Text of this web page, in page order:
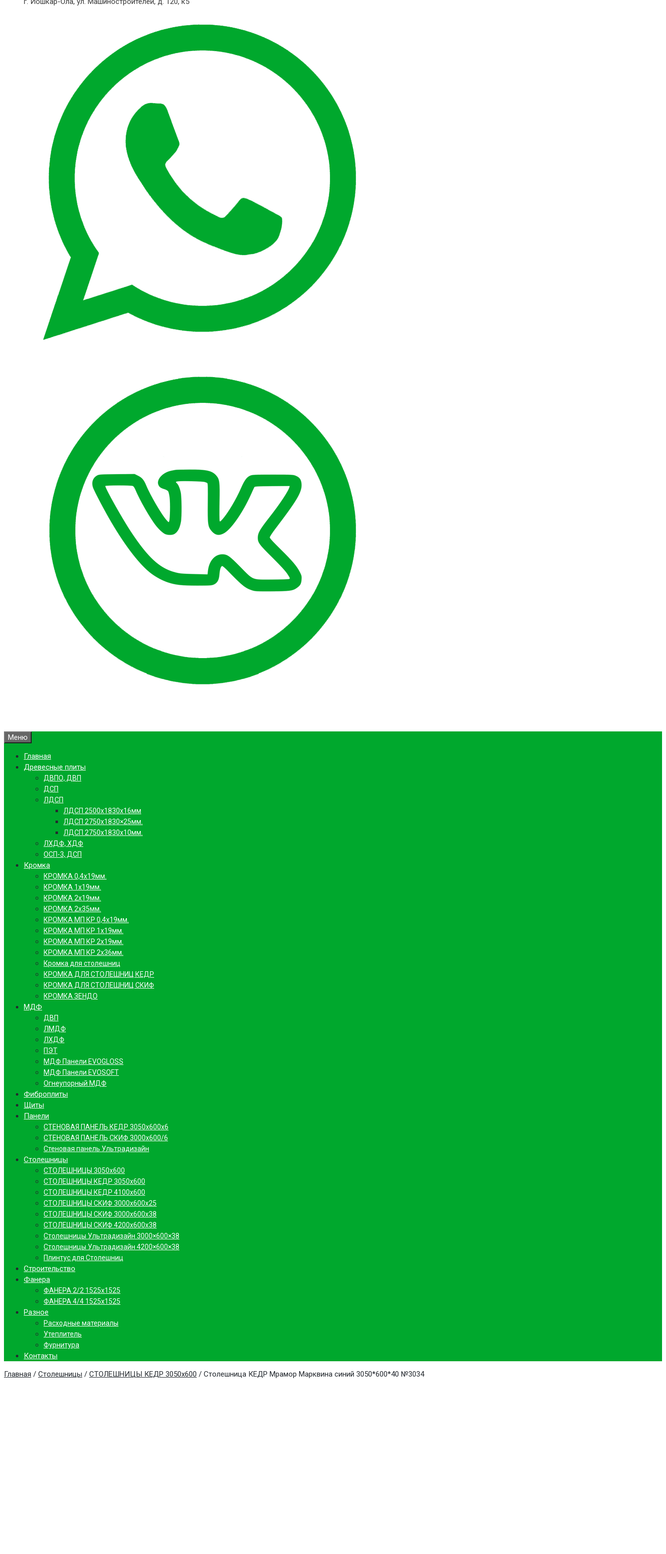
Меню
Главная
Древесные плиты
ДВПО, ДВП
ДСП
ЛДСП
ЛДСП 2500х1830х16мм
ЛДСП 2750х1830×25мм.
ЛДСП 2750х1830х10мм.
ЛХДФ, ХДФ
ОСП-3, ДСП
Кромка
КРОМКА 0,4х19мм.
КРОМКА 1х19мм.
КРОМКА 2х19мм.
КРОМКА 2х35мм.
КРОМКА МП КР 0,4х19мм.
КРОМКА МП КР 1х19мм.
КРОМКА МП КР 2х19мм.
КРОМКА МП КР 2х36мм.
Кромка для столешниц
КРОМКА ДЛЯ СТОЛЕШНИЦ КЕДР
КРОМКА ДЛЯ СТОЛЕШНИЦ СКИФ
КРОМКА ЗЕНДО
МДФ
ДВП
ЛМДФ
ЛХДФ
ПЭТ
МДФ Панели EVOGLOSS
МДФ Панели EVOSOFT
Огнеупорный МДФ
Фиброплиты
Щиты
Панели
СТЕНОВАЯ ПАНЕЛЬ КЕДР 3050х600х6
СТЕНОВАЯ ПАНЕЛЬ СКИФ 3000х600/6
Стеновая панель Ультрадизайн
Столешницы
СТОЛЕШНИЦЫ 3050х600
СТОЛЕШНИЦЫ КЕДР 3050х600
СТОЛЕШНИЦЫ КЕДР 4100х600
СТОЛЕШНИЦЫ СКИФ 3000х600х25
СТОЛЕШНИЦЫ СКИФ 3000х600х38
СТОЛЕШНИЦЫ СКИФ 4200х600х38
Столешницы Ультрадизайн 3000×600×38
Столешницы Ультрадизайн 4200×600×38
Плинтус для Столешниц
Строительство
Фанера
ФАНЕРА 2/2 1525х1525
ФАНЕРА 4/4 1525х1525
Разное
Расходные материалы
Утеплитель
Фурнитура
Контакты
Главная / Столешницы / СТОЛЕШНИЦЫ КЕДР 3050х600 / Столешница КЕДР Мрамор Марквина синий 3050*600*40 №3034